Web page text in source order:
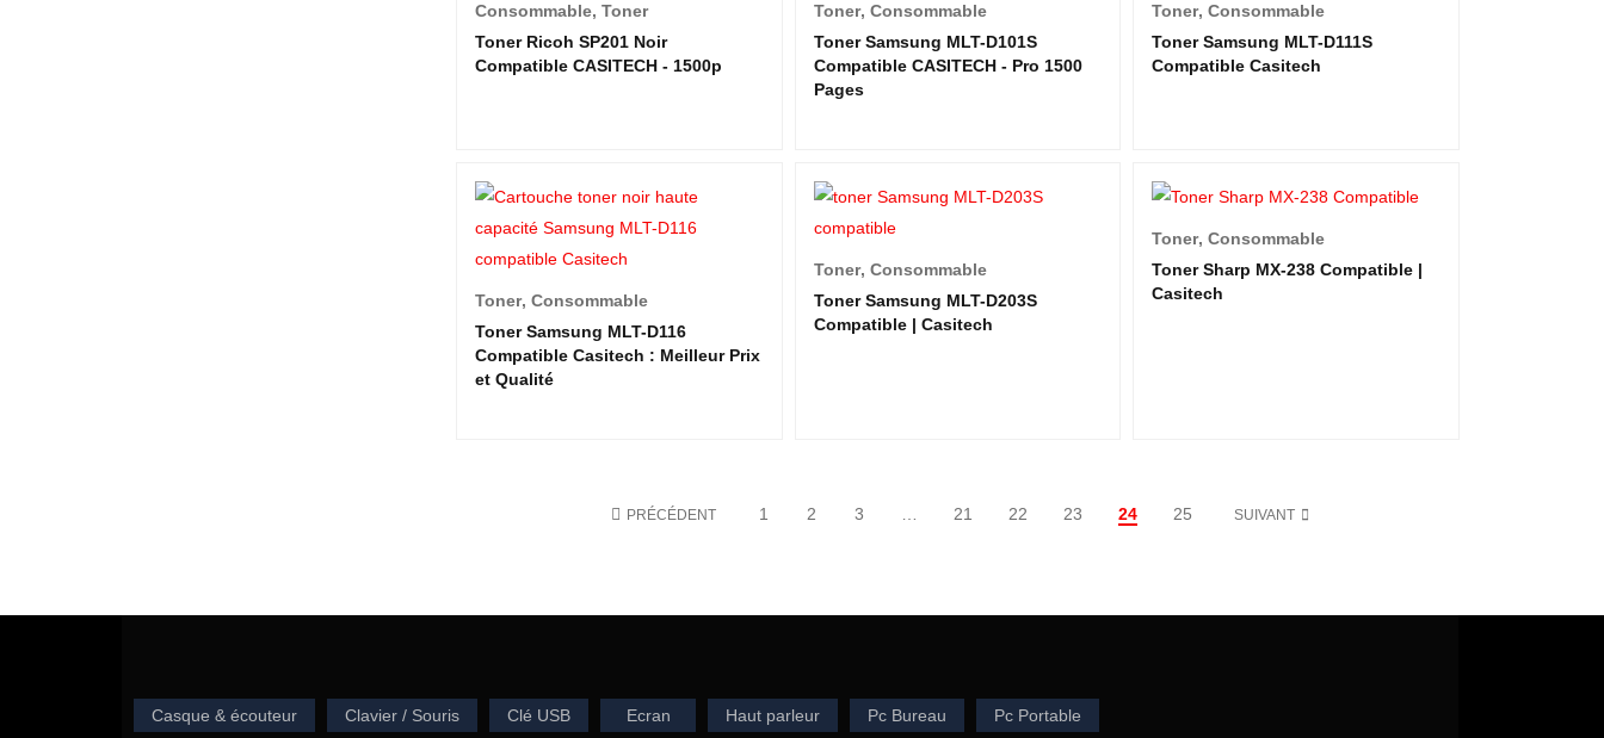
Consommable, Toner
Toner Ricoh SP201 Noir
Compatible CASITECH - 1500p
Toner, Consommable
Toner Samsung MLT-D101S
Compatible CASITECH - Pro 1500
Pages
Toner,Consommable
Toner Samsung MLT-D111S
Compatible Casitech
Toner, Consommable
Toner Samsung MLT-D116
Compatible Casitech : Meilleur Prix
et Qualité
Toner, Consommable
Toner Samsung MLT-D203S
Compatible | Casitech
Toner,Consommable
Toner Sharp MX-238 Compatible |
Casitech
PRÉCÉDENT 1 2 3 21 22 23 24 25 SUIVANT
Casque & écouteur Clavier / Souris Clé USB Ecran Haut parleur Pc Bureau Pc Portable